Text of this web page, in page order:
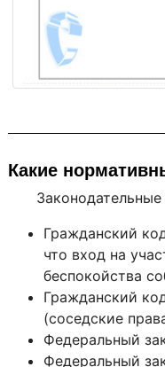
Какие
Гражданский
что вход на
беспокойства
Гражданский
(соседские
Федеральный
Федеральный